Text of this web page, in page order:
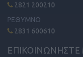
2821 200210
ΡΕΘΥΜΝΟ
2831 600610
ΕΠΙΚΟΙΝΩΝΗΣΤΕ